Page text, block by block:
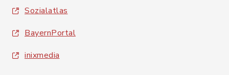
Sozialatlas
BayernPortal
inixmedia